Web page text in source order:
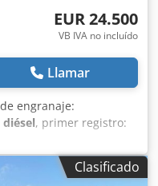
EUR 24.500
VB IVA no incluído
Llamar
engranaje:
diésel, primer registro:
cabina, =
= - Cabina cerrada -
Clasificado